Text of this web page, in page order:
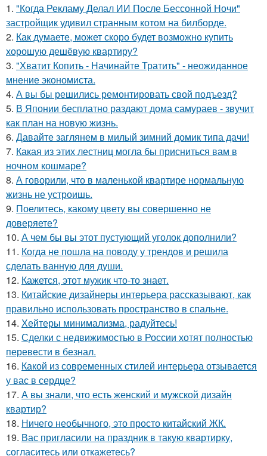
1. "Когда Рекламу Делал ИИ После Бессонной Ночи"
застройщик удивил странным котом на билборде.
2. Как думаете, может скоро будет возможно купить
хорошую дешёвую квартиру?
3. "Хватит Копить - Начинайте Тратить" - неожиданное
мнение экономиста.
4. А вы бы решились ремонтировать свой подъезд?
5. В Японии бесплатно раздают дома самураев - звучит
как план на новую жизнь.
6. Давайте заглянем в милый зимний домик типа дачи!
7. Какая из этих лестниц могла бы присниться вам в
ночном кошмаре?
8. А говорили, что в маленькой квартире нормальную
жизнь не устроишь.
9. Поелитесь, какому цвету вы совершенно не
доверяете?
10. А чем бы вы этот пустующий уголок дополнили?
11. Когда не пошла на поводу у трендов и решила
сделать ванную для души.
12. Кажется, этот мужик что-то знает.
13. Китайские дизайнеры интерьера рассказывают, как
правильно использовать пространство в спальне.
14. Хейтеры минимализма, радуйтесь!
15. Сделки с недвижимостью в России хотят полностью
перевести в безнал.
16. Какой из современных стилей интерьера отзывается
у вас в сердце?
17. А вы знали, что есть женский и мужской дизайн
квартир?
18. Ничего необычного, это просто китайский ЖК.
19. Вас пригласили на праздник в такую квартирку,
согласитесь или откажетесь?